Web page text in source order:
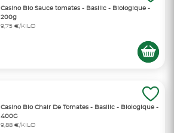
Casino Bio Sauce tomates - Basilic - Biologique -
200g
9,75 €/KILO
Casino Bio Chair De Tomates - Basilic - Biologique -
400G
9,88 €/KILO